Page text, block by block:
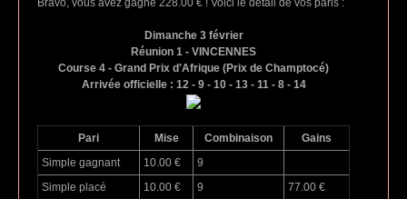
Bravo, vous avez gagné 228.00 € ! Voici le détail de vos paris :
Dimanche 3 février
Réunion 1 - VINCENNES
Course 4 - Grand Prix d'Afrique (Prix de Champtocé)
Arrivée officielle : 12 - 9 - 10 - 13 - 11 - 8 - 14
Pari Mise Combinaison
Gains
Simple gagnant
10.00 €
9
Simple placé
10.00 € 9
77.00 €